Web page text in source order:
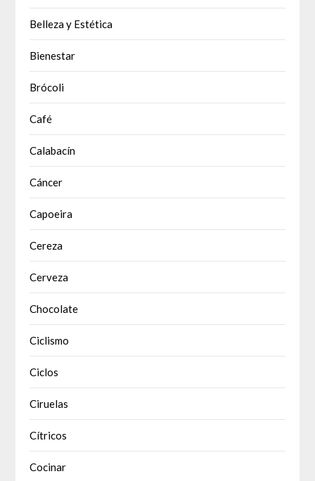
Belleza y Estética
Bienestar
Brócoli
Café
Calabacín
Cáncer
Capoeira
Cereza
Cerveza
Chocolate
Ciclismo
Ciclos
Ciruelas
Cítricos
Cocinar